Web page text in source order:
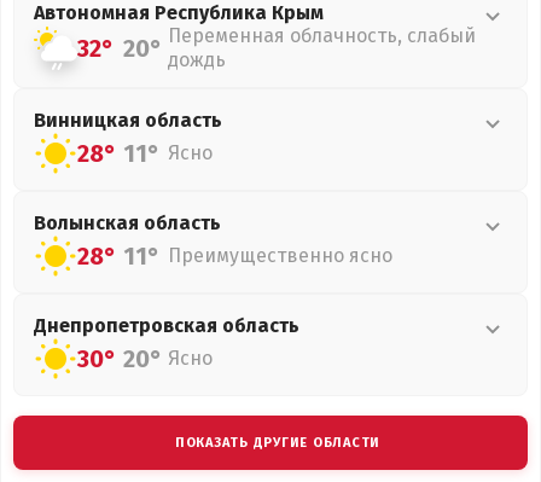
Автономная Республика Крым
32° 20° Переменная облачность, слабый
дождь
Винницкая область
28° 11° Ясно
Волынская область
28° 11° Преимущественно ясно
Днепропетровская область
30° 20° Ясно
ПОКАЗАТЬ ДРУГИЕ ОБЛАСТИ